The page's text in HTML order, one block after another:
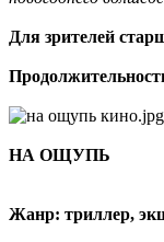
Для зрителей
НА ОЩУПЬ
Жанр: триллер,